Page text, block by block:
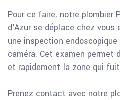
Pour ce faire, notre plombier
d'Azur se déplace chez
une inspection
caméra. Cet examen
et rapidement la zone qui
Prenez contact avec notre